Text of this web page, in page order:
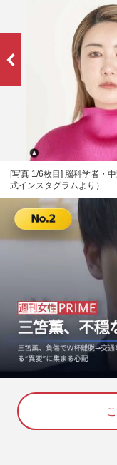
[写真 1/6枚目] 脳科学者・
式インスタグラムより）
U
n
u